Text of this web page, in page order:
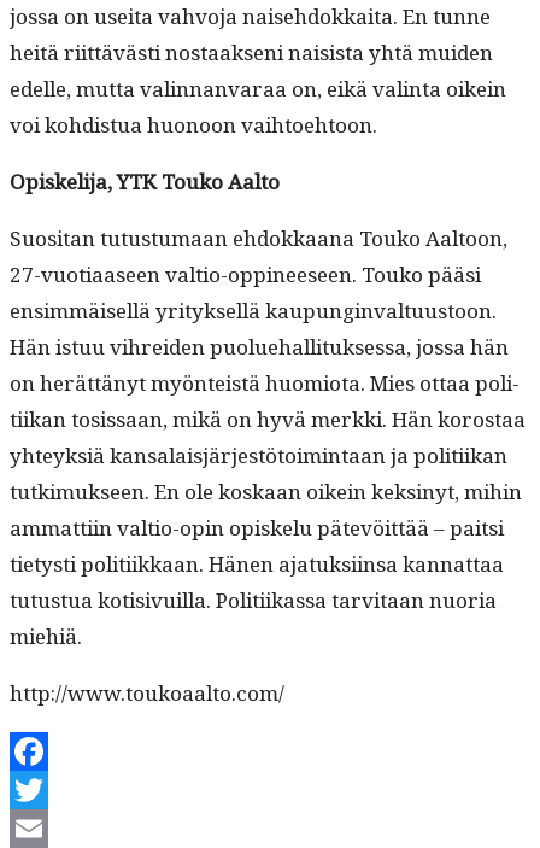
jos­sa on usei­ta vahvo­ja naise­hdokkai­ta. En tunne
heitä riit­tävästi nos­taak­seni nai­sista yhtä muiden
edelle, mut­ta valin­nan­varaa on, eikä val­in­ta oikein
voi kohdis­tua huonoon vaihtoehtoon.
Opiske­li­ja, YTK Touko Aalto
Suosi­tan tutus­tu­maan ehdokkaana Touko Aal­toon,
27-vuo­ti­aaseen val­tio-oppi­neeseen. Touko pääsi
ensim­mäisel­lä yri­tyk­sel­lä kaupung­in­val­tu­us­toon.
Hän istuu vihrei­den puolue­hal­li­tuk­ses­sa, jos­sa hän
on herät­tänyt myön­teistä huomio­ta. Mies ottaa poli­
ti­ikan tosis­saan, mikä on hyvä merk­ki. Hän korostaa
yhteyk­siä kansalaisjär­jestö­toim­intaan ja poli­ti­ikan
tutkimuk­seen. En ole koskaan oikein keksinyt, mihin
ammat­ti­in val­tio-opin opiskelu pätevöit­tää – pait­si
tietysti poli­ti­ikkaan. Hänen ajatuk­si­in­sa kan­nat­taa
tutus­tua koti­sivuil­la. Poli­ti­ikas­sa tarvi­taan nuo­ria
miehiä.
http://www.toukoaalto.com/
Facebook
Twitter